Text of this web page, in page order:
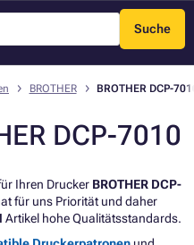
Suche
Menü
BROTHER BROTHER DCP-
DCP-7010
Ihren Drucker BROTHER DCP-
für uns Priorität und daher
Artikel hohe Qualitätsstandards.